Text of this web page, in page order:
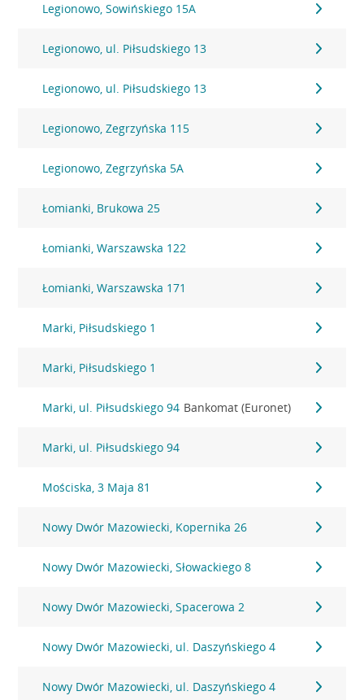
Legionowo, Sowińskiego 15A
Legionowo, ul. Piłsudskiego 13
Legionowo, ul. Piłsudskiego 13
Legionowo, Zegrzyńska 115
Legionowo, Zegrzyńska 5A
Łomianki, Brukowa 25
Łomianki, Warszawska 122
Łomianki, Warszawska 171
Marki, Piłsudskiego 1
Marki, Piłsudskiego 1
Marki, ul. Piłsudskiego 94 Bankomat (Euronet)
Marki, ul. Piłsudskiego 94
Mościska, 3 Maja 81
Nowy Dwór Mazowiecki, Kopernika 26
Nowy Dwór Mazowiecki, Słowackiego 8
Nowy Dwór Mazowiecki, Spacerowa 2
Nowy Dwór Mazowiecki, ul. Daszyńskiego 4
Nowy Dwór Mazowiecki, ul. Daszyńskiego 4